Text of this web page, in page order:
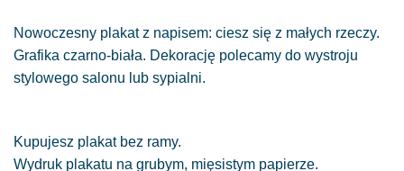
Nowoczesny plakat z napisem: ciesz się z małych rzeczy.
Grafika czarno-biała. Dekorację polecamy do wystroju
stylowego salonu lub sypialni.
Kupujesz plakat bez ramy.
Wydruk plakatu na grubym, mięsistym papierze.